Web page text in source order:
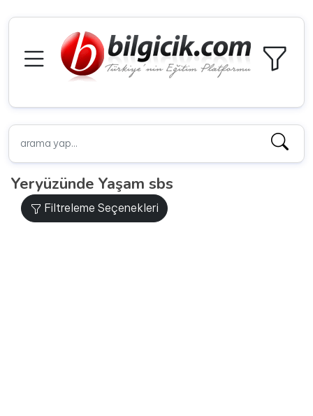
Yeryüzünde Yaşam sbs
Filtreleme Seçenekleri